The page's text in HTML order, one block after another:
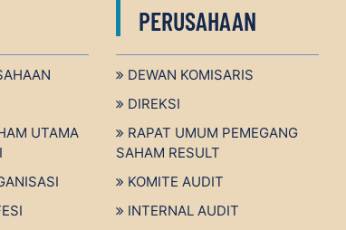
UTAMA
PERUSAHAAN
DEWAN KOMISARIS
DIREKSI
RAPAT UMUM PEMEGANG
SAHAM RESULT
KOMITE AUDIT
INTERNAL AUDIT